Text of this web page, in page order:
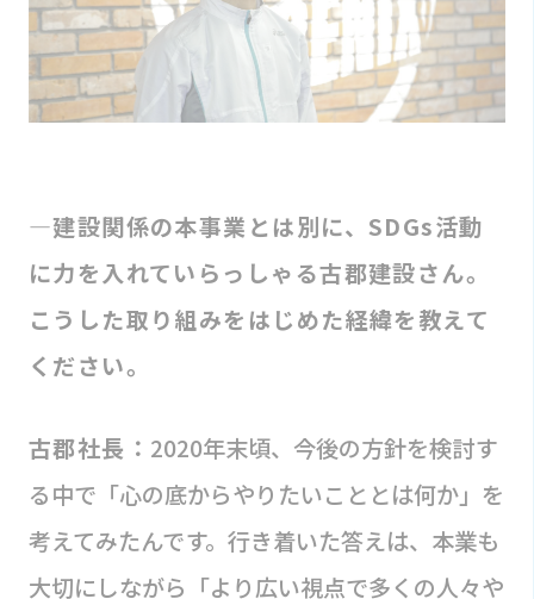
―建設関係の本事業とは別に、SDGs活動
に力を入れていらっしゃる古郡建設さん。
こうした取り組みをはじめた経緯を教えて
ください。
古郡社長： 2020年末頃、今後の方針を検討す
る中で「心の底からやりたいこととは何か」を
考えてみたんです。行き着いた答えは、本業も
大切にしながら「より広い視点で多くの人々や